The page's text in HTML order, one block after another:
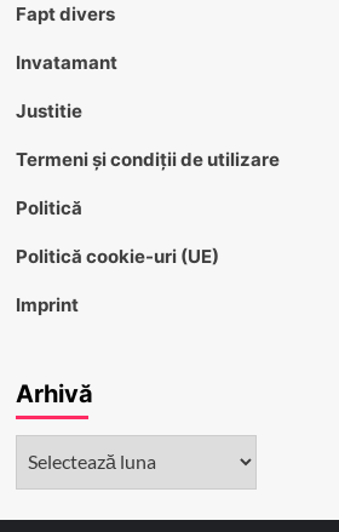
Fapt divers
Invatamant
Justitie
Termeni și condiții de utilizare
Politică
Politică cookie-uri (UE)
Imprint
Arhivă